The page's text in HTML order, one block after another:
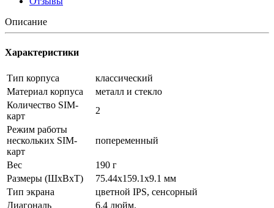
Описание
Характеристики
Тип корпуса
классический
Материал корпуса
металл и стекло
Количество SIM-
карт
2
Режим работы
нескольких SIM-
карт
попеременный
Вес
190 г
Размеры (ШxВxТ)
75.44x159.1x9.1 мм
Тип экрана
цветной IPS, сенсорный
Диагональ
6.4 дюйм.